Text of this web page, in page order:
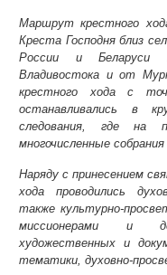
Маршрут крестного
Креста Господня близ
России и Беларуси
Владивостока и от
крестного хода с
останавливались в
следования, где на
многочисленные
Наряду с принесением
хода проводились
также культурно-
миссионерами и
художественных и
тематики, духовно-